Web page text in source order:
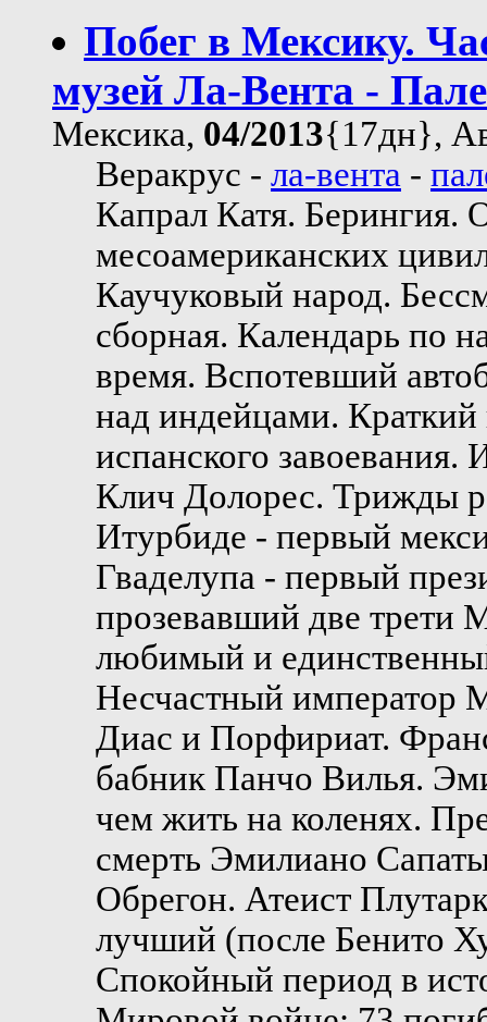
Побег в Мексику.
музей Ла-Вента -
Мексика, 04/2013{17дн},
Веракрус - ла-вента -
Капрал Катя. Берингия.
месоамериканских
Каучуковый народ.
сборная. Календарь по
время. Вспотевший
над индейцами.
испанского
Клич Долорес. Трижды
Итурбиде - первый
Гваделупа - первый
прозевавший две трети
любимый и
Несчастный император
Диас и Порфириат.
бабник Панчо Вилья.
чем жить на коленях.
смерть Эмилиано
Обрегон. Атеист
лучший (после Бенито
Спокойный период в